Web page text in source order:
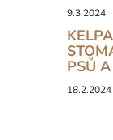
9.3.2024
PSŮ
18.2.2024